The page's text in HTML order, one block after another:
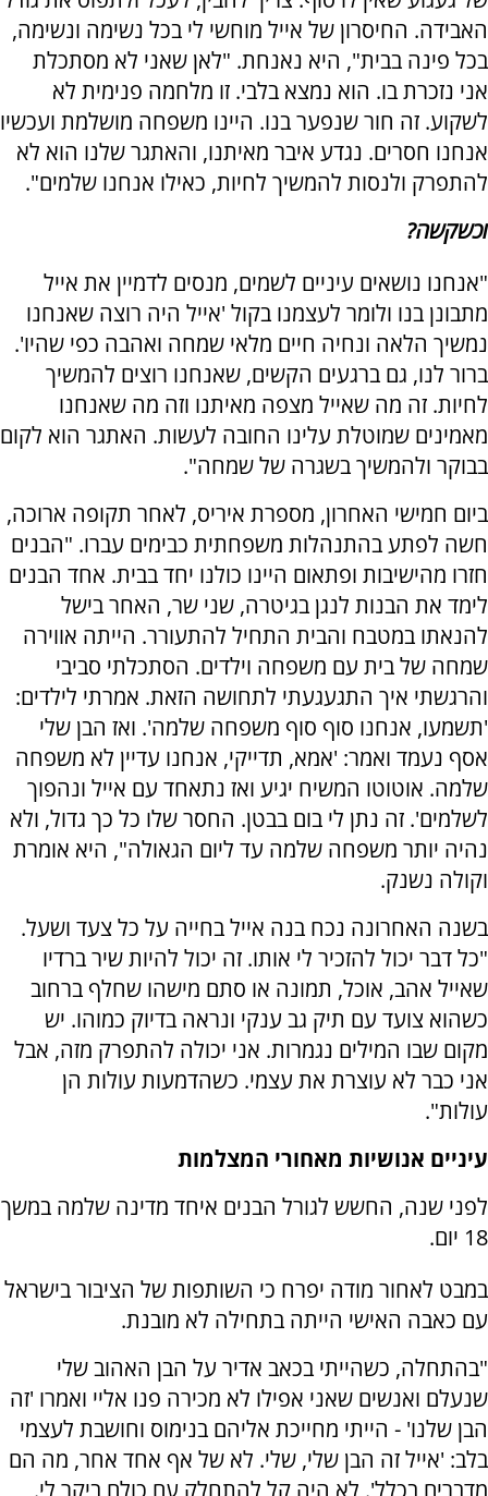
האבידה. החיסרון של אייל מוחשי לי בכל נשימה ונשימה,
בכל פינה בבית", היא נאנחת. "לאן שאני לא מסתכלת
אני נזכרת בו. הוא נמצא בלבי. זו מלחמה פנימית לא
לשקוע. זה חור שנפער בנו. היינו משפחה מושלמת ועכשיו
אנחנו חסרים. נגדע איבר מאיתנו, והאתגר שלנו הוא לא
להתפרק ולנסות להמשיך לחיות, כאילו אנחנו שלמים".
וכשקשה?
"אנחנו נושאים עיניים לשמים, מנסים לדמיין את אייל
מתבונן בנו ולומר לעצמנו בקול 'אייל היה רוצה שאנחנו
נמשיך הלאה ונחיה חיים מלאי שמחה ואהבה כפי שהיו'.
ברור לנו, גם ברגעים הקשים, שאנחנו רוצים להמשיך
לחיות. זה מה שאייל מצפה מאיתנו וזה מה שאנחנו
מאמינים שמוטלת עלינו החובה לעשות. האתגר הוא לקום
בבוקר ולהמשיך בשגרה של שמחה".
ביום חמישי האחרון, מספרת איריס, לאחר תקופה ארוכה,
חשה לפתע בהתנהלות משפחתית כבימים עברו. "הבנים
חזרו מהישיבות ופתאום היינו כולנו יחד בבית. אחד הבנים
לימד את הבנות לנגן בגיטרה, שני שר, האחר בישל
להנאתו במטבח והבית התחיל להתעורר. הייתה אווירה
שמחה של בית עם משפחה וילדים. הסתכלתי סביבי
והרגשתי איך התגעגעתי לתחושה הזאת. אמרתי לילדים:
'תשמעו, אנחנו סוף סוף משפחה שלמה'. ואז הבן שלי
אסף נעמד ואמר: 'אמא, תדייקי, אנחנו עדיין לא משפחה
שלמה. אוטוטו המשיח יגיע ואז נתאחד עם אייל ונהפוך
לשלמים'. זה נתן לי בום בבטן. החסר שלו כל כך גדול, ולא
נהיה יותר משפחה שלמה עד ליום הגאולה", היא אומרת
וקולה נשנק.
בשנה האחרונה נכח בנה אייל בחייה על כל צעד ושעל.
"כל דבר יכול להזכיר לי אותו. זה יכול להיות שיר ברדיו
שאייל אהב, אוכל, תמונה או סתם מישהו שחלף ברחוב
כשהוא צועד עם תיק גב ענקי ונראה בדיוק כמוהו. יש
מקום שבו המילים נגמרות. אני יכולה להתפרק מזה, אבל
אני כבר לא עוצרת את עצמי. כשהדמעות עולות הן
עולות".
עיניים אנושיות מאחורי המצלמות
לפני שנה, החשש לגורל הבנים איחד מדינה שלמה במשך
18 יום.
במבט לאחור מודה יפרח כי השותפות של הציבור בישראל
עם כאבה האישי הייתה בתחילה לא מובנת.
"בהתחלה, כשהייתי בכאב אדיר על הבן האהוב שלי
שנעלם ואנשים שאני אפילו לא מכירה פנו אליי ואמרו 'זה
הבן שלנו' - הייתי מחייכת אליהם בנימוס וחושבת לעצמי
בלב: 'אייל זה הבן שלי, שלי. לא של אף אחד אחר, מה הם